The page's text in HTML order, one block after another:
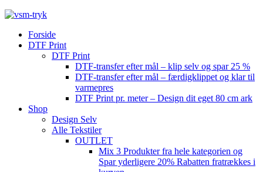
Forside
DTF Print
DTF Print
DTF-transfer efter mål – klip selv og spar 25 %
DTF-transfer efter mål – færdigklippet og klar til
varmepres
DTF Print pr. meter – Design dit eget 80 cm ark
Shop
Design Selv
Alle Tekstiler
OUTLET
Mix 3 Produkter fra hele kategorien og
Spar yderligere 20% Rabatten fratrækkes i